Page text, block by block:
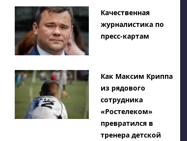
Качественная
журналистика по
пресс-картам
Как Максим Криппа
из рядового
сотрудника
«Ростелеком»
превратился в
тренера детской